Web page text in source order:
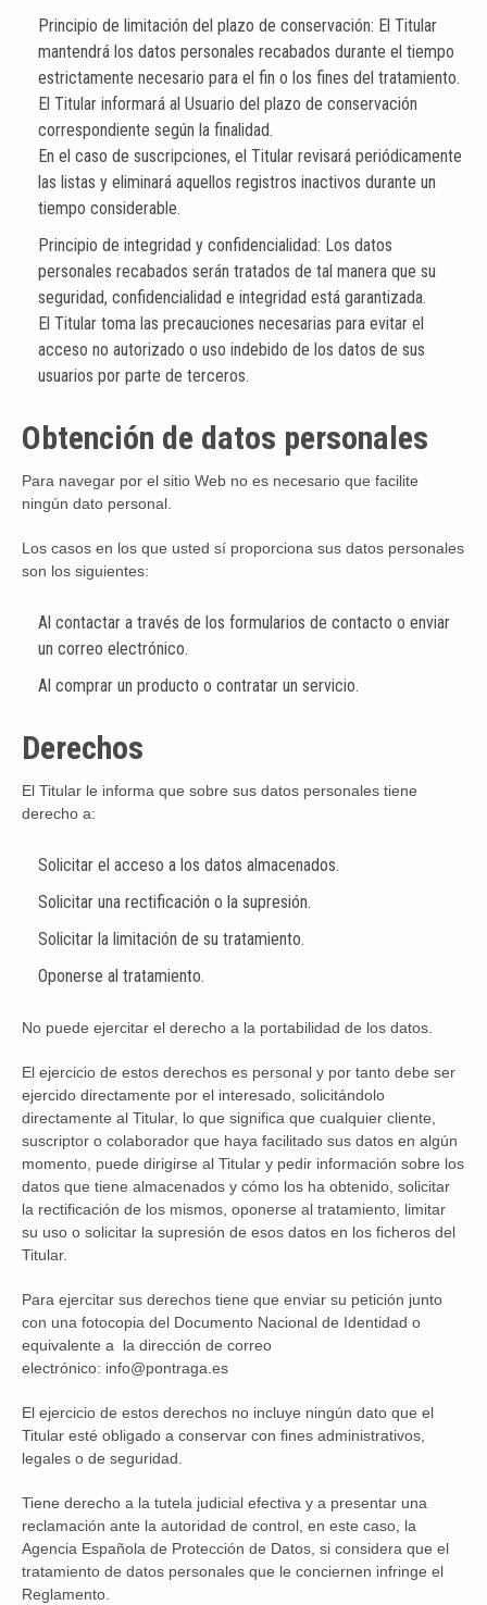
Principio de limitación del plazo de conservación: El Titular
mantendrá los datos personales recabados durante el tiempo
estrictamente necesario para el fin o los fines del tratamiento.
El Titular informará al Usuario del plazo de conservación
correspondiente según la finalidad.
En el caso de suscripciones, el Titular revisará periódicamente
las listas y eliminará aquellos registros inactivos durante un
tiempo considerable.
Principio de integridad y confidencialidad: Los datos
personales recabados serán tratados de tal manera que su
seguridad, confidencialidad e integridad está garantizada.
El Titular toma las precauciones necesarias para evitar el
acceso no autorizado o uso indebido de los datos de sus
usuarios por parte de terceros.
Obtención de datos personales
Para navegar por el sitio Web no es necesario que facilite
ningún dato personal.
Los casos en los que usted sí proporciona sus datos personales
son los siguientes:
Al contactar a través de los formularios de contacto o enviar
un correo electrónico.
Al comprar un producto o contratar un servicio.
Derechos
El Titular le informa que sobre sus datos personales tiene
derecho a:
Solicitar el acceso a los datos almacenados.
Solicitar una rectificación o la supresión.
Solicitar la limitación de su tratamiento.
Oponerse al tratamiento.
No puede ejercitar el derecho a la portabilidad de los datos.
El ejercicio de estos derechos es personal y por tanto debe ser
ejercido directamente por el interesado, solicitándolo
directamente al Titular, lo que significa que cualquier cliente,
suscriptor o colaborador que haya facilitado sus datos en algún
momento, puede dirigirse al Titular y pedir información sobre los
datos que tiene almacenados y cómo los ha obtenido, solicitar
la rectificación de los mismos, oponerse al tratamiento, limitar
su uso o solicitar la supresión de esos datos en los ficheros del
Titular.
Para ejercitar sus derechos tiene que enviar su petición junto
con una fotocopia del Documento Nacional de Identidad o
equivalente a la dirección de correo
electrónico: info@pontraga.es
El ejercicio de estos derechos no incluye ningún dato que el
Titular esté obligado a conservar con fines administrativos,
legales o de seguridad.
Tiene derecho a la tutela judicial efectiva y a presentar una
reclamación ante la autoridad de control, en este caso, la
Agencia Española de Protección de Datos, si considera que el
tratamiento de datos personales que le conciernen infringe el
Reglamento.